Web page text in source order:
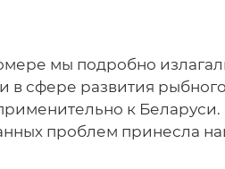
мы подробно
в сфере развития
к Беларуси.
проблем принесла